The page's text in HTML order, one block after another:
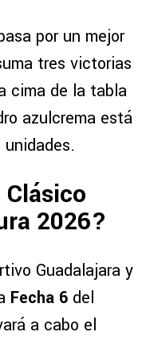
por un mejor
tres victorias
cima de la tabla
azulcrema está
2026?
Guadalajara y
Fecha 6 del
a cabo el